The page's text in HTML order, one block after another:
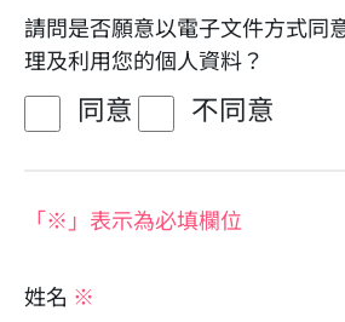
請問是否願意以電子文件方式同
理及利用您的個人資料？
同意 不同意
「※」表示為必填欄位
姓名 ※